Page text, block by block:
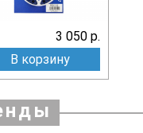
3 050 р.
В корзину